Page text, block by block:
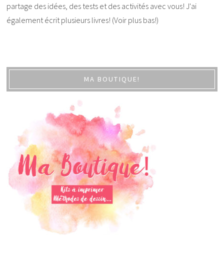
partage des idées, des tests et des activités avec vous! J'ai
également écrit plusieurs livres! (Voir plus bas!)
MA BOUTIQUE!